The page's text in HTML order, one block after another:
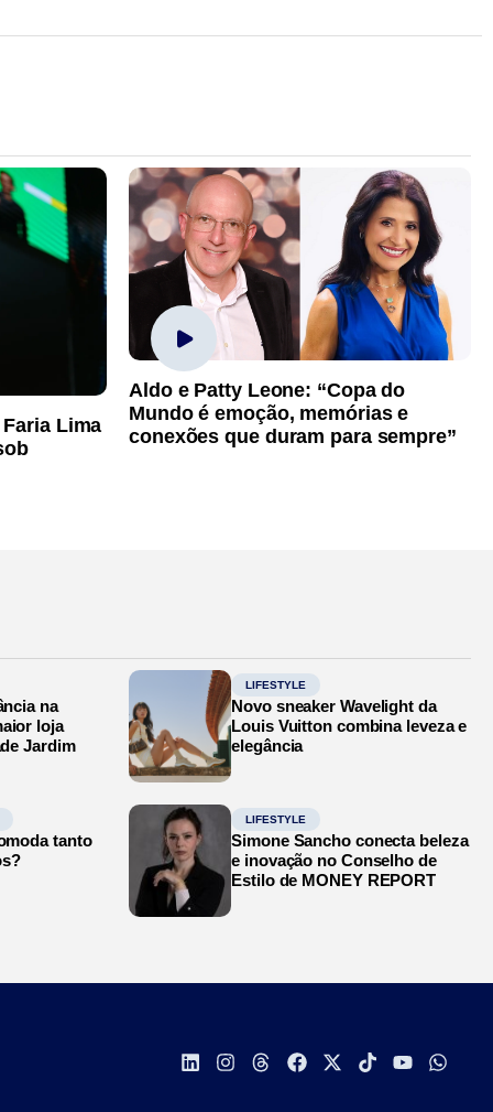
Lima
Aldo e Patty Leone: “Copa do
Mundo é emoção, memórias e
conexões que duram para sempre”
na
loja
Jardim
LIFESTYLE
Novo sneaker Wavelight da
Louis Vuitton combina leveza e
elegância
tanto
LIFESTYLE
Simone Sancho conecta beleza
e inovação no Conselho de
Estilo de MONEY REPORT